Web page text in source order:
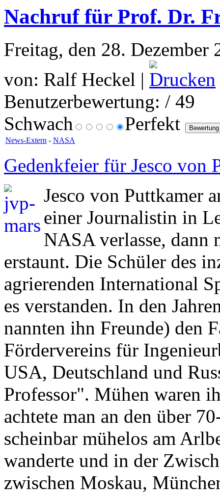
Nachruf für Prof. Dr.
Freitag, den 28. Dezember
von: Ralf Heckel |
Benutzerbewertung: / 49
Schwach
Perfekt
News-Extern - NASA
Gedenkfeier für Jesco von
Jesco von Puttkamer
einer Journalistin in
NASA verlasse, dann
erstaunt. Die Schüler des
agrierenden International
es verstanden. In den
nannten ihn Freunde) den
Fördervereins für
USA, Deutschland und
Professor". Mühen waren
achtete man an den über
scheinbar mühelos am
wanderte und in der
zwischen Moskau,